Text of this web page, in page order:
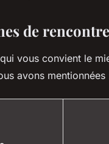
de
vous convient le
avons mentionnées